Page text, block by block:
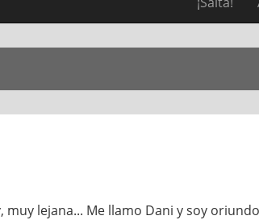
lejana... Me llamo Dani y soy